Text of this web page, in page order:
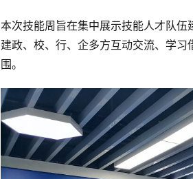
本次技能周旨在集中展示技能人才队
建政、校、行、企多方互动交流、学
围。